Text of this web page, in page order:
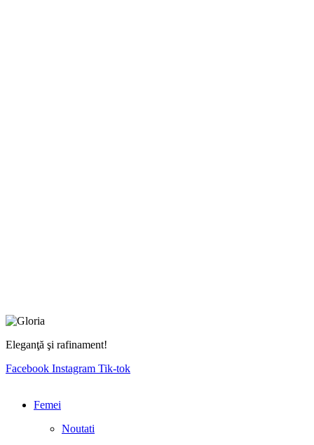
Eleganţă şi rafinament!
Facebook Instagram Tik-tok
Femei
Noutati